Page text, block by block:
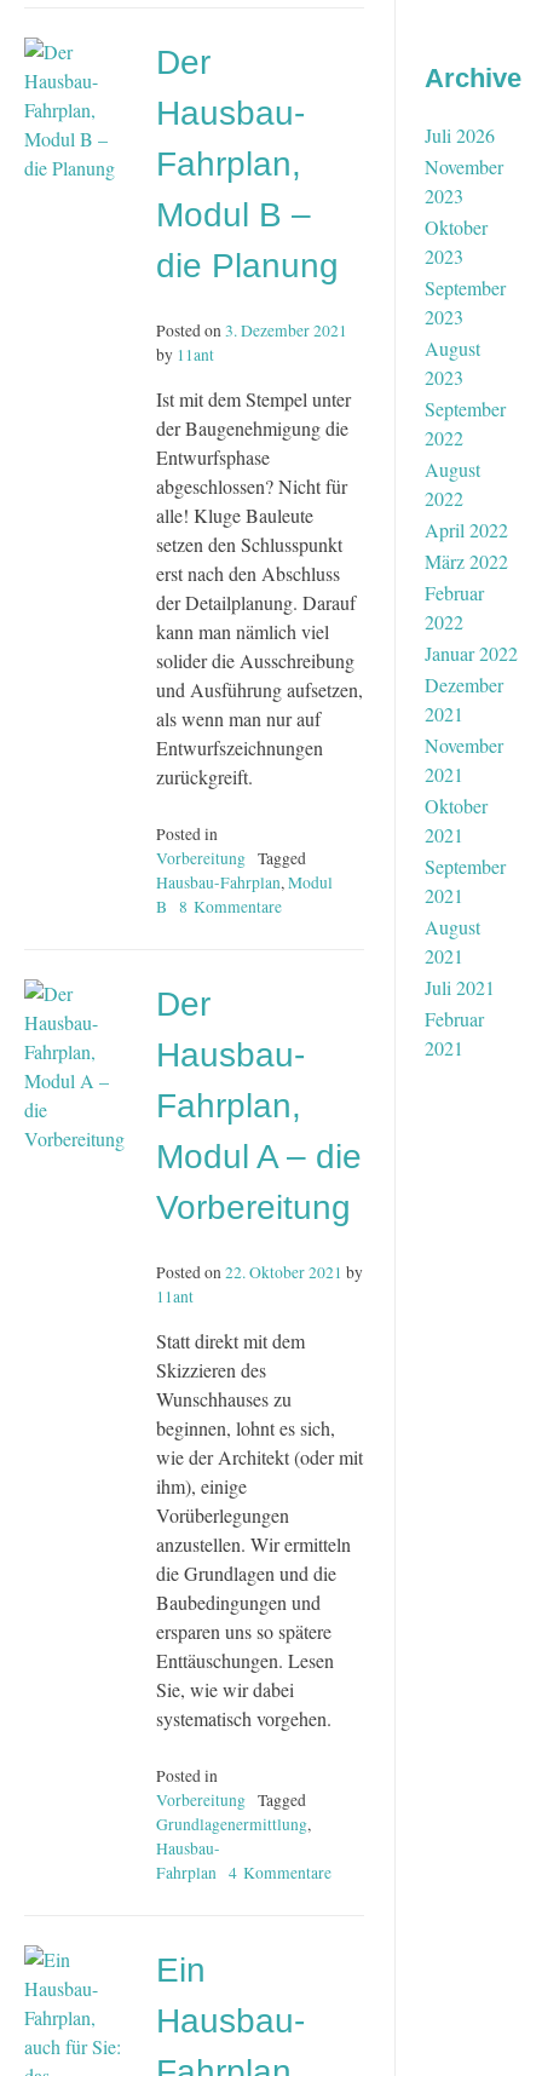
–
Umsetzung
Der
Hausbau-
Fahrplan,
Modul B –
die Planung
Posted on3. Dezember 2021
by 11ant
Ist mit dem Stempel unter
der Baugenehmigung die
Entwurfsphase
abgeschlossen? Nicht für
alle! Kluge Bauleute
setzen den Schlusspunkt
erst nach den Abschluss
der Detailplanung. Darauf
kann man nämlich viel
solider die Ausschreibung
und Ausführung aufsetzen,
als wenn man nur auf
Entwurfszeichnungen
zurückgreift.
Posted in
Vorbereitung Tagged
Hausbau-Fahrplan,Modul
B
8 Kommentare
–
Planung
Der
Hausbau-
Fahrplan,
Modul A – die
Vorbereitung
Posted on22. Oktober 2021 by
11ant
Statt direkt mit dem
Skizzieren des
Wunschhauses zu
beginnen, lohnt es sich,
wie der Architekt (oder mit
ihm), einige
Vorüberlegungen
anzustellen. Wir ermitteln
die Grundlagen und die
Baubedingungen und
ersparen uns so spätere
Enttäuschungen. Lesen
Sie, wie wir dabei
systematisch vorgehen.
Posted in
Vorbereitung Tagged
Grundlagenermittlung,
Hausbau-
Fahrplan 4 Kommentare
Ein
Hausbau-
Archive
Juli 2026
November
2023
Oktober
2023
September
2023
August
2023
September
2022
August
2022
April 2022
März 2022
Februar
2022
Januar 2022
Dezember
2021
November
2021
Oktober
2021
September
2021
August
2021
Juli 2021
Februar
2021